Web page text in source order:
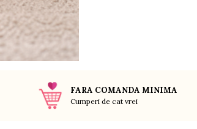
FARA COMANDA MINIMA
Cumperi de cat vrei